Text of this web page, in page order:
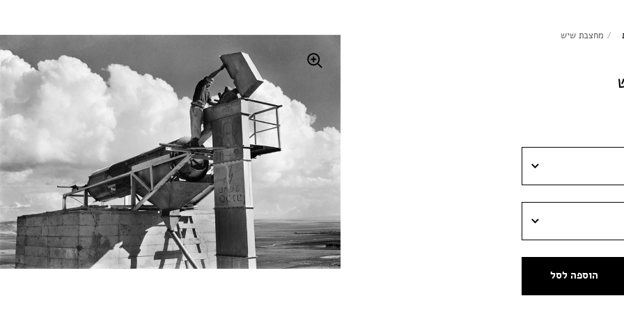
/ מחצבת שיש
הוספה לסל